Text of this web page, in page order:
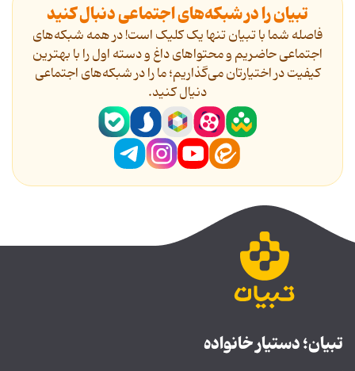
تبیان را در شبکه‌های اجتماعی دنبال کنید
فاصله شما با تبیان تنها یک کلیک است! در همه شبکه‌های
اجتماعی حاضریم و محتواهای داغ و دسته اول را با بهترین
کیفیت در اختیارتان می‌گذاریم؛ ما را در شبکه‌های اجتماعی
دنیال کنید.
تبیان؛ دستیار خانواده